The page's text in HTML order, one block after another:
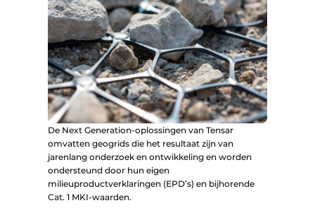
De Next Generation-oplossingen van Tensar
omvatten geogrids die het resultaat zijn van
jarenlang onderzoek en ontwikkeling en worden
ondersteund door hun eigen
milieuproductverklaringen (EPD’s) en bijhorende
Cat. 1 MKI-waarden.